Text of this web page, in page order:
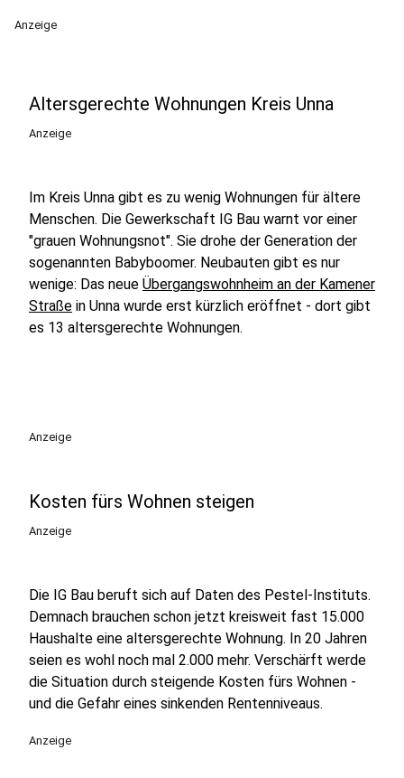
Anzeige
Altersgerechte Wohnungen Kreis Unna
Anzeige
Im Kreis Unna gibt es zu wenig Wohnungen für ältere
Menschen. Die Gewerkschaft IG Bau warnt vor einer
"grauen Wohnungsnot". Sie drohe der Generation der
sogenannten Babyboomer. Neubauten gibt es nur
wenige: Das neue Übergangswohnheim an der Kamener
Straße in Unna wurde erst kürzlich eröffnet - dort gibt
es 13 altersgerechte Wohnungen.
Anzeige
Kosten fürs Wohnen steigen
Anzeige
Die IG Bau beruft sich auf Daten des Pestel-Instituts.
Demnach brauchen schon jetzt kreisweit fast 15.000
Haushalte eine altersgerechte Wohnung. In 20 Jahren
seien es wohl noch mal 2.000 mehr. Verschärft werde
die Situation durch steigende Kosten fürs Wohnen -
und die Gefahr eines sinkenden Rentenniveaus.
Anzeige